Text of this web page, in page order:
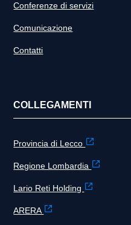
Conferenze di servizi
Comunicazione
Contatti
COLLEGAMENTI
Provincia di Lecco
Regione Lombardia
Lario Reti Holding
ARERA